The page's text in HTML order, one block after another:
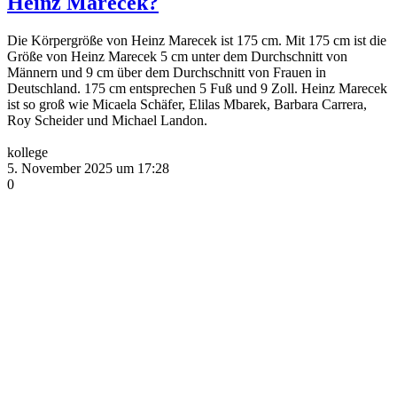
Die Körpergröße von Heinz Marecek ist 175 cm. Mit 175 cm ist die
Größe von Heinz Marecek 5 cm unter dem Durchschnitt von
Männern und 9 cm über dem Durchschnitt von Frauen in
Deutschland. 175 cm entsprechen 5 Fuß und 9 Zoll. Heinz Marecek
ist so groß wie Micaela Schäfer, Elilas Mbarek, Barbara Carrera,
Roy Scheider und Michael Landon.
kollege
5. November 2025 um 17:28
0